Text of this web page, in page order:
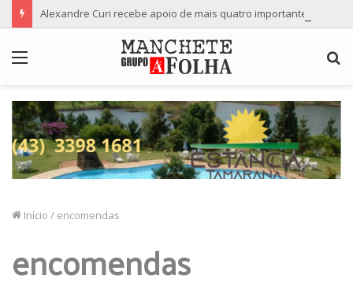
Início / encomendas
encomendas